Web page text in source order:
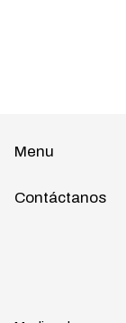
Menu
Contáctanos